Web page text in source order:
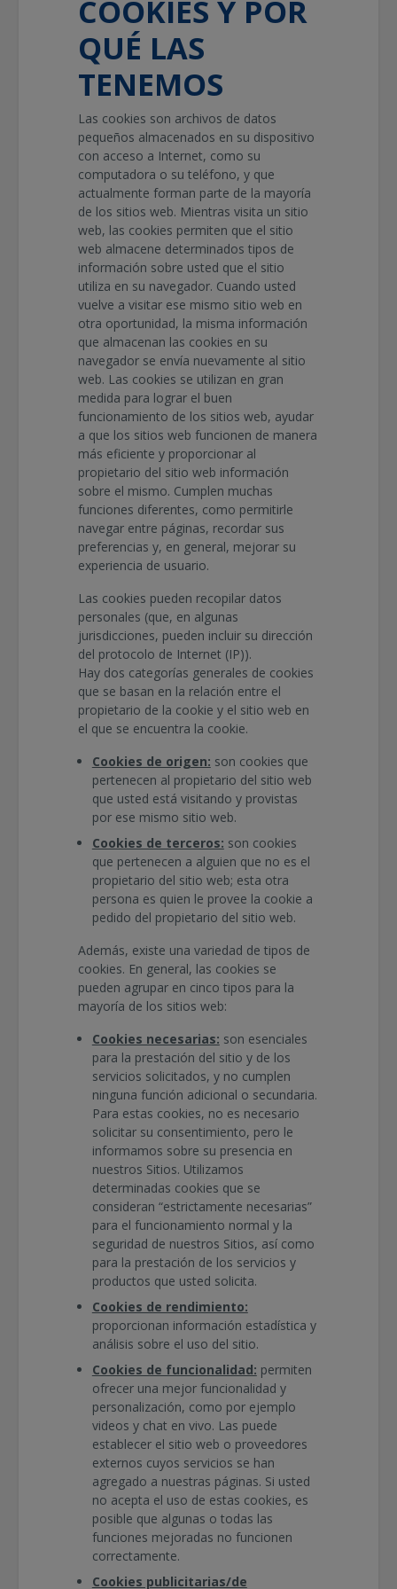
COOKIES Y POR
QUÉ LAS
TENEMOS
Las cookies son archivos de datos
pequeños almacenados en su dispositivo
con acceso a Internet, como su
computadora o su teléfono, y que
actualmente forman parte de la mayoría
de los sitios web. Mientras visita un sitio
web, las cookies permiten que el sitio
web almacene determinados tipos de
información sobre usted que el sitio
utiliza en su navegador. Cuando usted
vuelve a visitar ese mismo sitio web en
otra oportunidad, la misma información
que almacenan las cookies en su
navegador se envía nuevamente al sitio
web. Las cookies se utilizan en gran
medida para lograr el buen
funcionamiento de los sitios web, ayudar
a que los sitios web funcionen de manera
más eficiente y proporcionar al
propietario del sitio web información
sobre el mismo. Cumplen muchas
funciones diferentes, como permitirle
navegar entre páginas, recordar sus
preferencias y, en general, mejorar su
experiencia de usuario.
Las cookies pueden recopilar datos
personales (que, en algunas
jurisdicciones, pueden incluir su dirección
del protocolo de Internet (IP)).
Hay dos categorías generales de cookies
que se basan en la relación entre el
propietario de la cookie y el sitio web en
el que se encuentra la cookie.
Cookies de origen: son cookies que
pertenecen al propietario del sitio web
que usted está visitando y provistas
por ese mismo sitio web.
Cookies de terceros: son cookies
que pertenecen a alguien que no es el
propietario del sitio web; esta otra
persona es quien le provee la cookie a
pedido del propietario del sitio web.
Además, existe una variedad de tipos de
cookies. En general, las cookies se
pueden agrupar en cinco tipos para la
mayoría de los sitios web:
Cookies necesarias: son esenciales
para la prestación del sitio y de los
servicios solicitados, y no cumplen
ninguna función adicional o secundaria.
Para estas cookies, no es necesario
solicitar su consentimiento, pero le
informamos sobre su presencia en
nuestros Sitios. Utilizamos
determinadas cookies que se
consideran “estrictamente necesarias”
para el funcionamiento normal y la
seguridad de nuestros Sitios, así como
para la prestación de los servicios y
productos que usted solicita.
Cookies de rendimiento:
proporcionan información estadística y
análisis sobre el uso del sitio.
Cookies de funcionalidad: permiten
ofrecer una mejor funcionalidad y
personalización, como por ejemplo
videos y chat en vivo. Las puede
establecer el sitio web o proveedores
externos cuyos servicios se han
agregado a nuestras páginas. Si usted
no acepta el uso de estas cookies, es
posible que algunas o todas las
funciones mejoradas no funcionen
correctamente.
Cookies publicitarias/de